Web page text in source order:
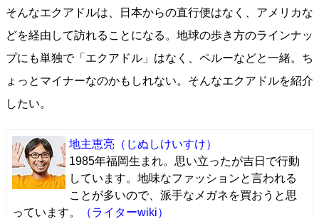
そんなエクアドルは、日本からの直行便はなく、アメリカな
どを経由して訪れることになる。地球の歩き方のラインナッ
プにも単独で「エクアドル」はなく、ペルーなどと一緒。ち
ょっとマイナーなのかもしれない。そんなエクアドルを紹介
したい。
地主恵亮 （じぬしけいすけ）
1985年福岡生まれ。思い立ったが吉日で行動
しています。地味なファッションと言われる
ことが多いので、派手なメガネを買おうと思
っています。
（ライターwiki）